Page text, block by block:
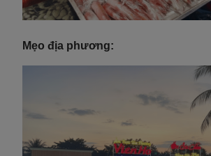
Mẹo địa phương: